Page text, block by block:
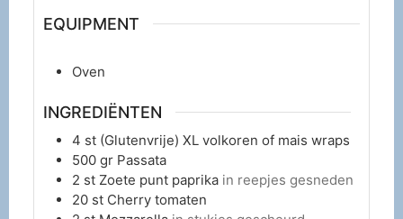
EQUIPMENT
Oven
INGREDIËNTEN
4 st (Glutenvrije) XL volkoren of mais wraps
500 gr Passata
2 st Zoete punt paprika in reepjes gesneden
20 st Cherry tomaten